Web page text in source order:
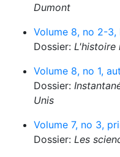
Dumont
Volume 8, no 2-
Dossier: L'histoire
Volume 8, no 1,
Dossier:
Unis
Volume 7, no 3,
Dossier: Les